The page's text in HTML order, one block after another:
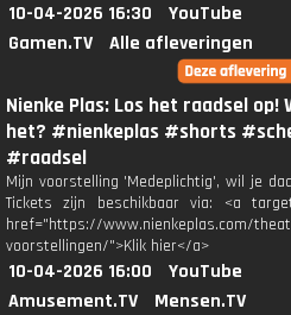
10-04-2026 16:30
YouTube
Gamen.TV
Alle afleveringen
Nienke Plas: Los het raadsel op!
het? #nienkeplas #shorts
#raadsel
Mijn voorstelling 'Medeplichtig', wil je
Tickets zijn beschikbaar via: <a
href="https://www.nienkeplas.com/
voorstellingen/">Klik hier</a>
10-04-2026 16:00
YouTube
Amusement.TV
Mensen.TV